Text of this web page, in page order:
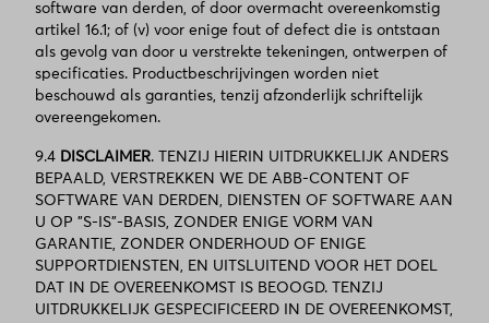
software van derden, of door overmacht overeenkomstig
artikel 16.1; of (v) voor enige fout of defect die is ontstaan
als gevolg van door u verstrekte tekeningen, ontwerpen of
specificaties. Productbeschrijvingen worden niet
beschouwd als garanties, tenzij afzonderlijk schriftelijk
overeengekomen.
9.4 DISCLAIMER. TENZIJ HIERIN UITDRUKKELIJK ANDERS
BEPAALD, VERSTREKKEN WE DE ABB-CONTENT OF
SOFTWARE VAN DERDEN, DIENSTEN OF SOFTWARE AAN
U OP "S-IS"-BASIS, ZONDER ENIGE VORM VAN
GARANTIE, ZONDER ONDERHOUD OF ENIGE
SUPPORTDIENSTEN, EN UITSLUITEND VOOR HET DOEL
DAT IN DE OVEREENKOMST IS BEOOGD. TENZIJ
UITDRUKKELIJK GESPECIFICEERD IN DE OVEREENKOMST,